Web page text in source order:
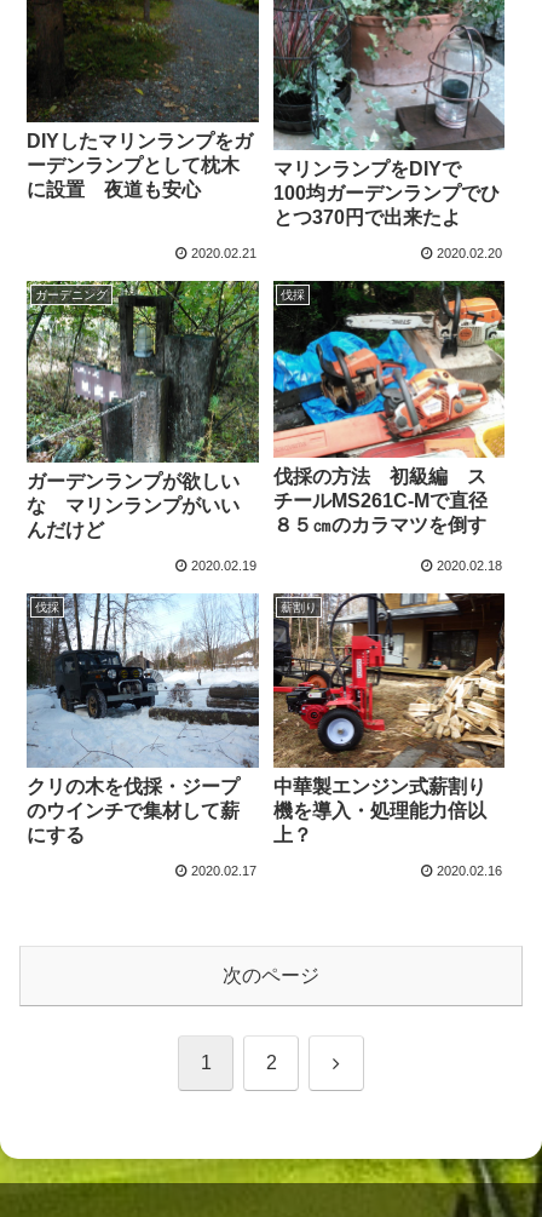
DIYしたマリンランプをガ
ーデンランプとして枕木
に設置 夜道も安心
2020.02.21
マリンランプをDIYで
100均ガーデンランプでひ
とつ370円で出来たよ
2020.02.20
ガーデニング
ガーデンランプが欲しい
な マリンランプがいい
んだけど
2020.02.19
伐採
伐採の方法 初級編 ス
チールMS261C-Mで直径
８５㎝のカラマツを倒す
2020.02.18
伐採
クリの木を伐採・ジープ
のウインチで集材して薪
にする
2020.02.17
薪割り
中華製エンジン式薪割り
機を導入・処理能力倍以
上？
2020.02.16
次のページ
1 2 次